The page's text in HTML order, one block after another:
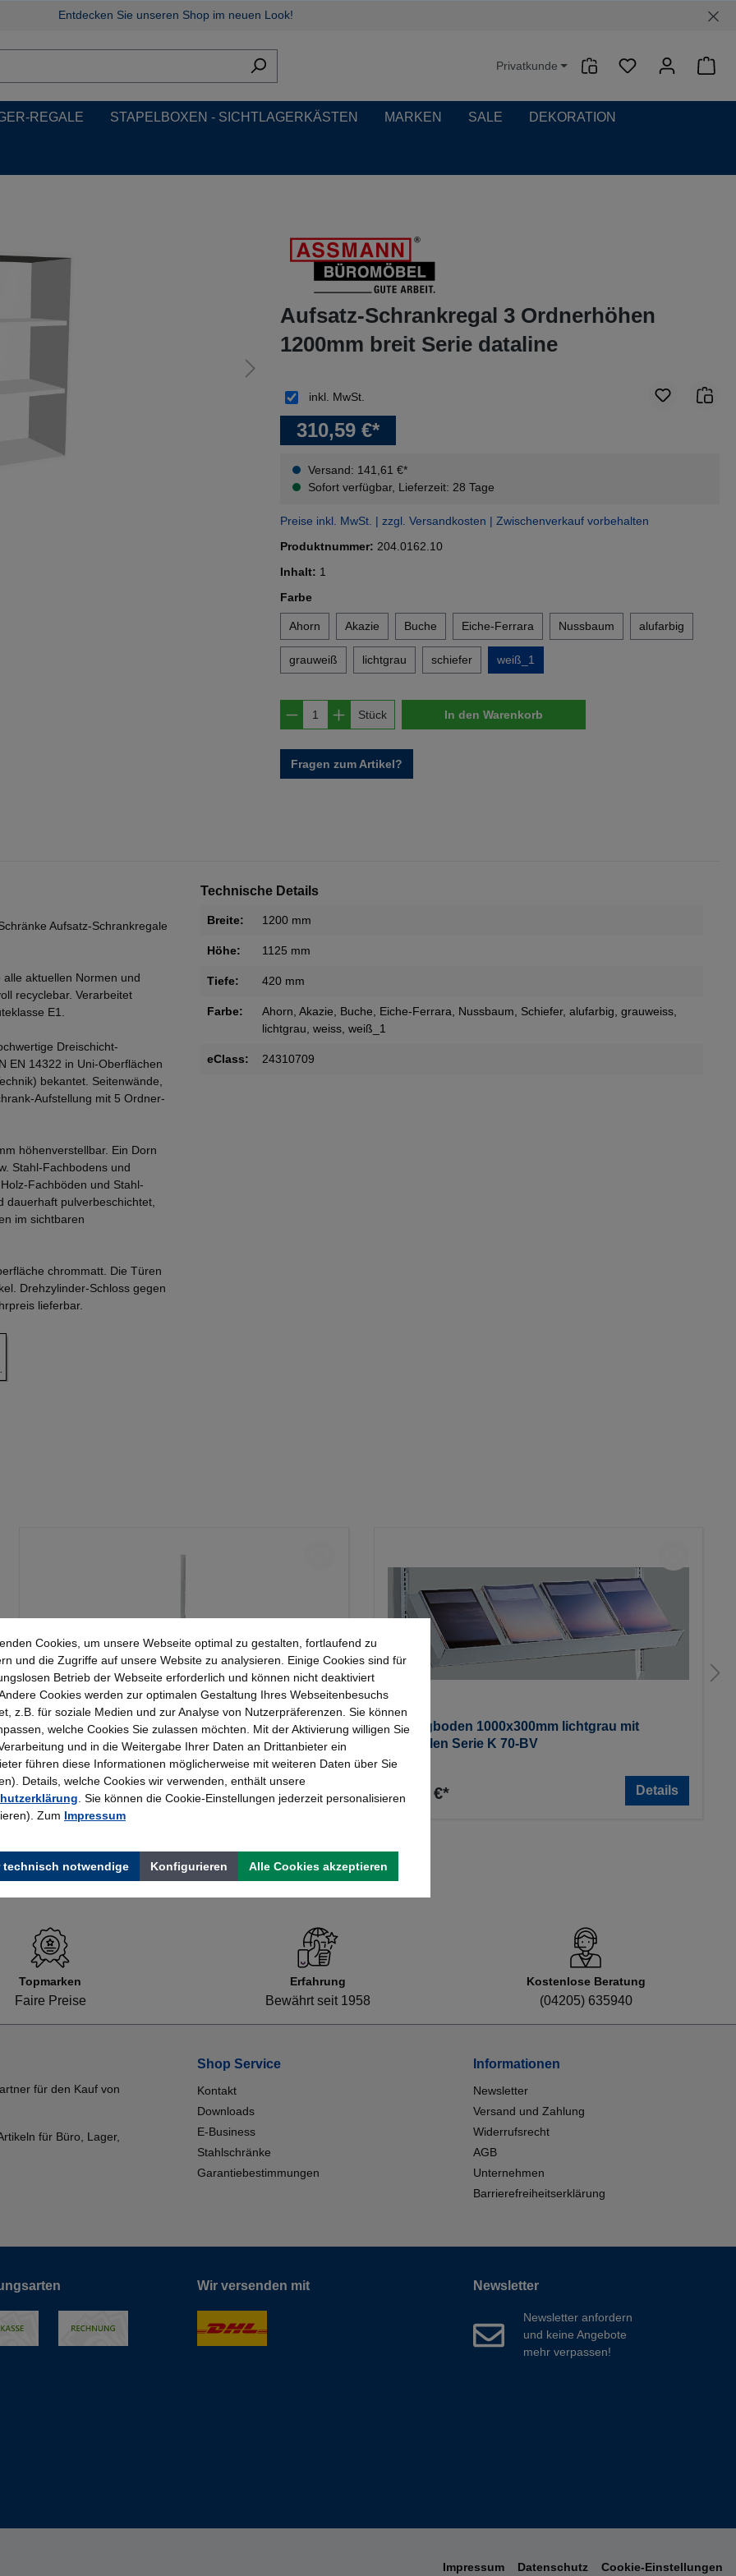
Entdecken Sie unseren Shop im neuen Look!
Privatkunde
REGALE STAPELBOXEN - SICHTLAGERKÄSTEN MARKEN SALE DEKORATION
Aufsatz-Schrankregal 3 Ordnerhöhen
1200mm breit Serie dataline
310,59 €*
Versand: 141,61 €*
Sofort verfügbar, Lieferzeit: 28 Tage
inkl. MwSt.
Preise inkl. MwSt. | zzgl. Versandkosten | Zwischenverkauf vorbehalten
Produktnummer: 204.0162.10
Inhalt: 1
Farbeauswählen
Ahorn Akazie Buche Eiche-Ferrara Nussbaum alufarbig
grauweiß lichtgrau schiefer weiß_1
Produkt Anzahl: Gib den gewünschten Wert ein
Stück In den Warenkorb
Fragen zum Artikel?
Aufsatz-Schrankregale
aktuellen Normen und
recyclebar. Verarbeitet
E1.
Dreischicht-
EN 14322 in Uni-Oberflächen
bekantet. Seitenwände,
Aufstellung mit 5 Ordner-
höhenverstellbar. Ein Dorn
Stahl-Fachbodens und
Fachböden und Stahl-
dauerhaft pulverbeschichtet,
im sichtbaren
chrommatt. Die Türen
Drehzylinder-Schloss gegen
lieferbar.
Technische Details
Breite: 1200 mm
Höhe: 1125 mm
Tiefe: 420 mm
Farbe: Ahorn, Akazie, Buche, Eiche-Ferrara, Nussbaum, Schiefer, alufarbig, grauweiss,
lichtgrau, weiss, weiß_1
eClass: 24310709
Kerkmann - Wandschiene lichtgrau 2000, Serie
70-BV
25,23 €*
Schrägboden 1000x300mm lichtgrau mit
Konsolen Serie K 70-BV
56,64 €* Details
Topmarken
Faire Preise
Erfahrung
Bewährt seit 1958
Kostenlose Beratung
(04205) 635940
für den Kauf von
für Büro, Lager,
Shop Service
Kontakt
Downloads
E-Business
Stahlschränke
Garantiebestimmungen
Informationen
Newsletter
Versand und Zahlung
Widerrufsrecht
AGB
Unternehmen
Barrierefreiheitserklärung
Wir versenden mit Newsletter
Newsletter anfordern
und keine Angebote
mehr verpassen!
Impressum Datenschutz Cookie-Einstellungen
Cookies, um unsere Webseite optimal zu gestalten, fortlaufend zu
und die Zugriffe auf unsere Website zu analysieren. Einige Cookies sind für
Betrieb der Webseite erforderlich und können nicht deaktiviert
Cookies werden zur optimalen Gestaltung Ihres Webseitenbesuchs
z.B. für soziale Medien und zur Analyse von Nutzerpräferenzen. Sie können
welche Cookies Sie zulassen möchten. Mit der Aktivierung willigen Sie
und in die Weitergabe Ihrer Daten an Drittanbieter ein
führen diese Informationen möglicherweise mit weiteren Daten über Sie
Details, welche Cookies wir verwenden, enthält unsere
. Sie können die Cookie-Einstellungen jederzeit personalisieren
Zum Impressum
technisch notwendige Konfigurieren Alle Cookies akzeptieren